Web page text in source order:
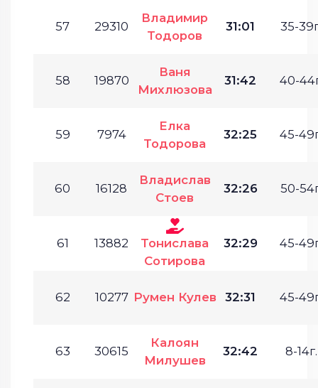
57 29310
Владимир
Тодоров
31:01 35-
58 19870
Ваня
Михлюзова
31:42 40-
59 7974
Елка
Тодорова
32:25 45-
60 16128
Владислав
Стоев
32:26 50-
61 13882
Тонислава
Сотирова
32:29 45-
62 10277 Румен Кулев 32:31 45-
63 30615
Калоян
Милушев
32:42 8-14г.